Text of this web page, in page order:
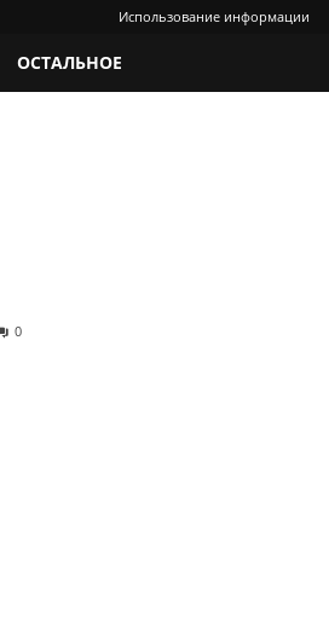
Использование информации
ОСТАЛЬНОЕ
0